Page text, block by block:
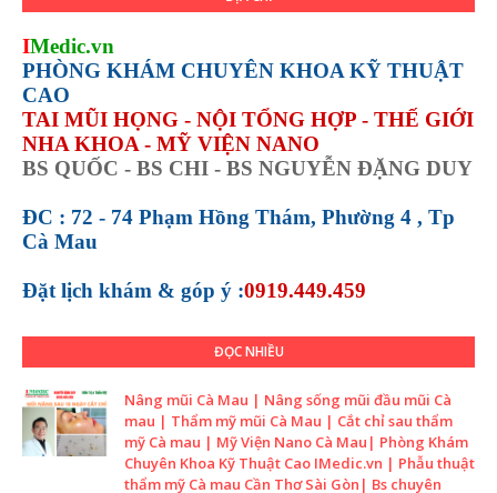
IMedic.vn
PHÒNG KHÁM CHUYÊN KHOA KỸ THUẬT
CAO
TAI MŨI HỌNG - NỘI TỔNG HỢP - THẾ GIỚI
NHA KHOA - MỸ VIỆN NANO
BS QUỐC - BS CHI - BS NGUYỄN ĐẶNG DUY
ĐC : 72 - 74 Phạm Hồng Thám, Phường 4 , Tp
Cà Mau
Đặt lịch khám & góp ý :0919.449.459
ĐỌC NHIỀU
Nâng mũi Cà Mau | Nâng sống mũi đầu mũi Cà
mau | Thẩm mỹ mũi Cà Mau | Cắt chỉ sau thẩm
mỹ Cà mau | Mỹ Viện Nano Cà Mau| Phòng Khám
Chuyên Khoa Kỹ Thuật Cao IMedic.vn | Phẫu thuật
thẩm mỹ Cà mau Cần Thơ Sài Gòn| Bs chuyên